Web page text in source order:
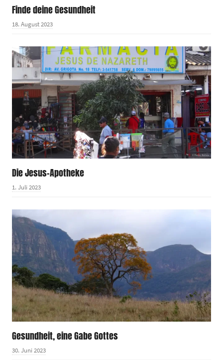
Finde deine Gesundheit
18. August 2023
Die Jesus-Apotheke
1. Juli 2023
Gesundheit, eine Gabe Gottes
30. Juni 2023